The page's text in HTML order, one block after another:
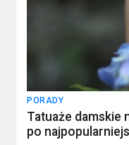
PORADY
Tatuaże damskie
po